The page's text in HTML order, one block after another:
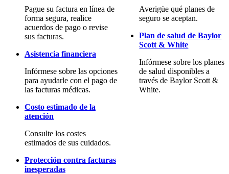
Pague su factura en línea de
forma segura, realice
acuerdos de pago o revise
sus facturas.
Asistencia financiera
Infórmese sobre las opciones
para ayudarle con el pago de
las facturas médicas.
Costo estimado de la
atención
Consulte los costes
estimados de sus cuidados.
Protección contra facturas
inesperadas
Averigüe qué planes de
seguro se aceptan.
Plan de salud de Baylor
Scott & White
Infórmese sobre los planes
de salud disponibles a
través de Baylor Scott &
White.